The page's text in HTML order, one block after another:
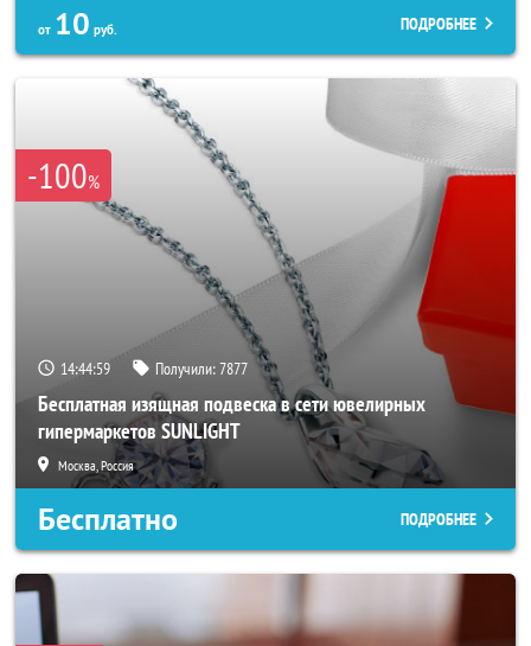
от 10 руб. ПОДРОБНЕЕ
-100%
14:44:56 Получили:7877
Бесплатная изящная подвеска в сети ювелирных
гипермаркетов SUNLIGHT
Москва, Россия
Бесплатно ПОДРОБНЕЕ